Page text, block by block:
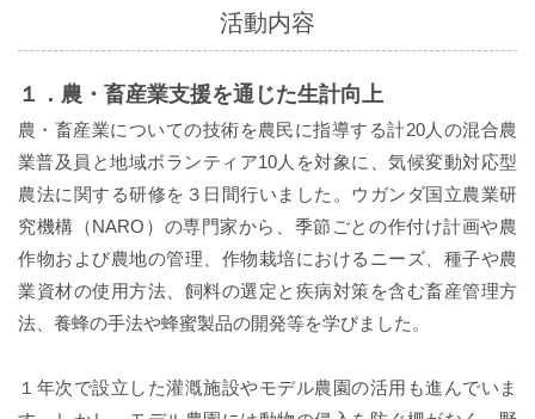
活動内容
１．農・畜産業支援を通じた生計向上
農・畜産業についての技術を農民に指導する計20人の混合農
業普及員と地域ボランティア10人を対象に、気候変動対応型
農法に関する研修を３日間行いました。ウガンダ国立農業研
究機構（NARO）の専門家から、季節ごとの作付け計画や農
作物および農地の管理、作物栽培におけるニーズ、種子や農
業資材の使用方法、飼料の選定と疾病対策を含む畜産管理方
法、養蜂の手法や蜂蜜製品の開発等を学びました。
１年次で設立した灌漑施設やモデル農園の活用も進んでいま